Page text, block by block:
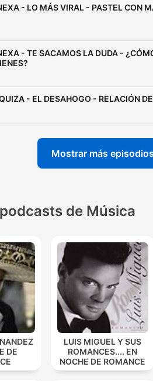
- LO MÁS VIRAL - PASTEL CON
- TE SACAMOS LA DUDA -
- EL DESAHOGO - RELACIÓN
Mostrar más episodios
de Música
DE
LUIS MIGUEL Y SUS
ROMANCES.... EN
NOCHE DE ROMANCE